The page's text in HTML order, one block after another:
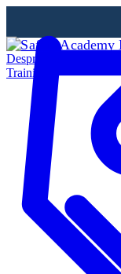
Despre Noi
Training